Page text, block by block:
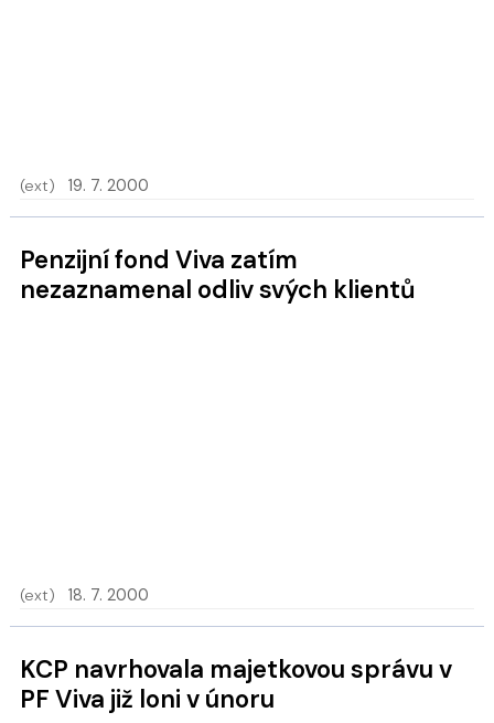
(ext) 19. 7. 2000
Penzijní fond Viva zatím
nezaznamenal odliv svých klientů
(ext) 18. 7. 2000
KCP navrhovala majetkovou správu v
PF Viva již loni v únoru